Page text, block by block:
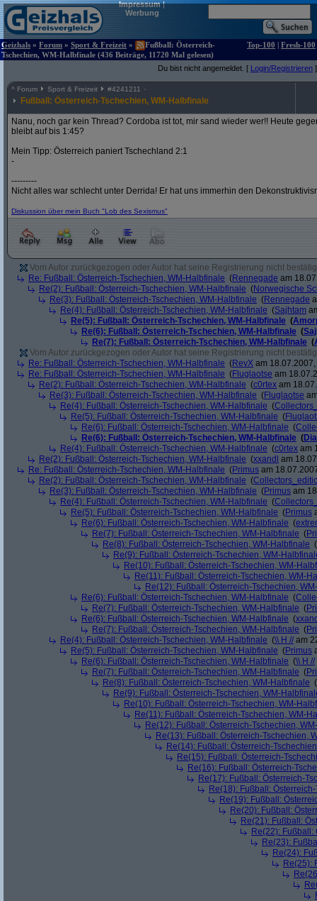
Impressum|
Werbung
Geizhals » Forum » Sport & Freizeit »
Fußball: Österreich-
Tschechien, WM-Halbfinale (436 Beiträge, 11720 Mal gelesen)
Top-100 | Fresh-100
Du bist nicht angemeldet. [ Login/Registrieren ]
^ Forum Sport & Freizeit #4241211
Fußball: Österreich-Tschechien, WM-Halbfinale
Nanu, noch gar kein Thread? Cordoba ist tot, mir sand wieder wer!! Heute
bleibt auf bis 1:45?
Mein Tipp: Österreich paniert Tschechland 2:1
-
---------
Nicht alles war schlecht unter Derrida! Er hat uns immerhin den
Diskussion über mein Buch "Lob des Sexismus"
Vom Autor zurückgezogen oder Autor hat seine Registrierung nicht
Re: Fußball: Österreich-Tschechien, WM-Halbfinale (Rennegade am
Re(2): Fußball: Österreich-Tschechien, WM-Halbfinale (Norwegische
Re(3): Fußball: Österreich-Tschechien, WM-Halbfinale (Rennegade
Re(4): Fußball: Österreich-Tschechien, WM-Halbfinale (Sajhtam
Re(5): Fußball: Österreich-Tschechien, WM-Halbfinale (
Re(6): Fußball: Österreich-Tschechien, WM-Halbfinale (
Re(7): Fußball: Österreich-Tschechien, WM-Halbfinale (
Vom Autor zurückgezogen oder Autor hat seine Registrierung nicht
Re: Fußball: Österreich-Tschechien, WM-Halbfinale (RevX am
Re: Fußball: Österreich-Tschechien, WM-Halbfinale (Fluglaotse am
Re(2): Fußball: Österreich-Tschechien, WM-Halbfinale (c0rtex am
Re(3): Fußball: Österreich-Tschechien, WM-Halbfinale (Fluglaotse
Re(4): Fußball: Österreich-Tschechien, WM-Halbfinale (
Re(5): Fußball: Österreich-Tschechien, WM-Halbfinale (
Re(6): Fußball: Österreich-Tschechien, WM-Halbfinale (
Re(6): Fußball: Österreich-Tschechien, WM-Halbfinale (
Re(4): Fußball: Österreich-Tschechien, WM-Halbfinale (c0rtex am
Re(2): Fußball: Österreich-Tschechien, WM-Halbfinale (xxandl am
Re: Fußball: Österreich-Tschechien, WM-Halbfinale (Primus am
Re(2): Fußball: Österreich-Tschechien, WM-Halbfinale (
Re(3): Fußball: Österreich-Tschechien, WM-Halbfinale (Primus am
Re(4): Fußball: Österreich-Tschechien, WM-Halbfinale (
Re(5): Fußball: Österreich-Tschechien, WM-Halbfinale (Primus
Re(6): Fußball: Österreich-Tschechien, WM-Halbfinale (
Re(7): Fußball: Österreich-Tschechien, WM-Halbfinale (
Re(8): Fußball: Österreich-Tschechien, WM-Halbfinale (
Re(9): Fußball: Österreich-Tschechien, WM-
Re(10): Fußball: Österreich-Tschechien, WM-
Re(11): Fußball: Österreich-Tschechien, WM-
Re(12): Fußball: Österreich-Tschechien,
Re(6): Fußball: Österreich-Tschechien, WM-Halbfinale (
Re(7): Fußball: Österreich-Tschechien, WM-Halbfinale (
Re(6): Fußball: Österreich-Tschechien, WM-Halbfinale (
Re(7): Fußball: Österreich-Tschechien, WM-Halbfinale (
Re(4): Fußball: Österreich-Tschechien, WM-Halbfinale (\\ H // am
Re(5): Fußball: Österreich-Tschechien, WM-Halbfinale (Primus
Re(6): Fußball: Österreich-Tschechien, WM-Halbfinale (\\ H //
Re(7): Fußball: Österreich-Tschechien, WM-Halbfinale (
Re(8): Fußball: Österreich-Tschechien, WM-Halbfinale (
Re(9): Fußball: Österreich-Tschechien, WM-
Re(10): Fußball: Österreich-Tschechien, WM-
Re(11): Fußball: Österreich-Tschechien, WM-
Re(12): Fußball: Österreich-Tschechien,
Re(13): Fußball: Österreich-Tschechien,
Re(14): Fußball: Österreich-
Re(15): Fußball: Österreich-
Re(16): Fußball: Österreich-
Re(17): Fußball: Österreich-
Re(18): Fußball:
Re(19): Fußball:
Re(20): Fußball:
Re(21): Fußball:
Re(22): Fußball:
Re(23):
Re(24):
Re(25):